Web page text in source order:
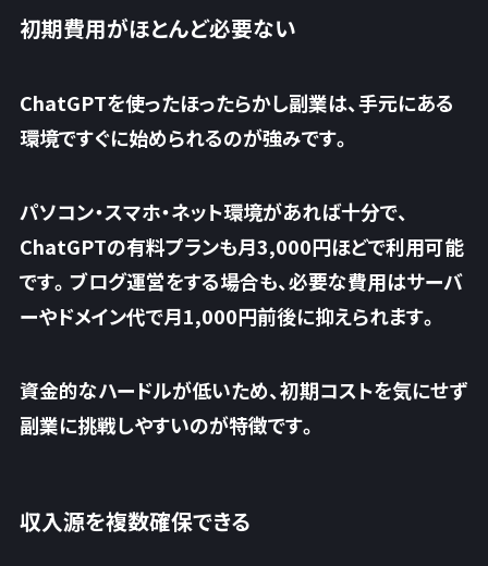
初期費用がほとんど必要ない
ChatGPTを使ったほったらかし副業は、手元にある
環境ですぐに始められるのが強みです。
パソコン・スマホ・ネット環境があれば十分で、
ChatGPTの有料プランも月3,000円ほどで利用可能
です。ブログ運営をする場合も、必要な費用はサーバ
ーやドメイン代で月1,000円前後に抑えられます。
資金的なハードルが低いため、初期コストを気にせず
副業に挑戦しやすいのが特徴です。
収入源を複数確保できる